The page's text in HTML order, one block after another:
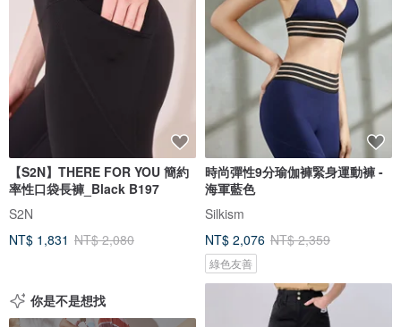
【S2N】THERE FOR YOU 簡約
率性口袋長褲_Black B197
S2N
NT$ 1,831 NT$ 2,080
時尚彈性9分瑜伽褲緊身運動褲 -
海軍藍色
Silkism
NT$ 2,076 NT$ 2,359
綠色友善
你是不是想找